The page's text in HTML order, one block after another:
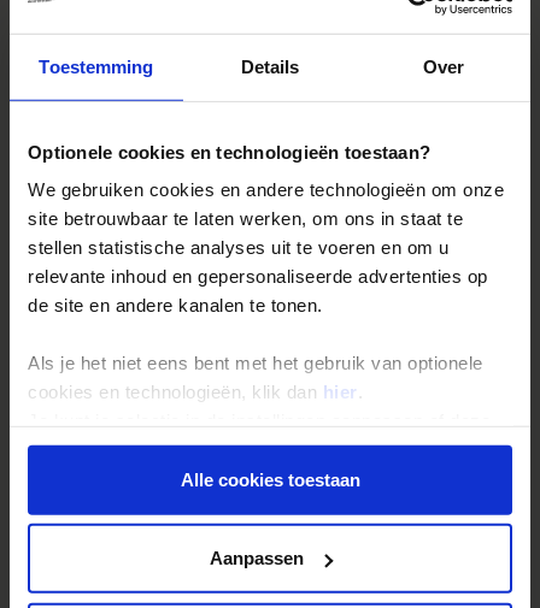
Toestemming Details Over
Optionele cookies en technologieën toestaan?
We gebruiken cookies en andere technologieën om onze
site betrouwbaar te laten werken, om ons in staat te
stellen statistische analyses uit te voeren en om u
relevante inhoud en gepersonaliseerde advertenties op
de site en andere kanalen te tonen.
Als je het niet eens bent met het gebruik van optionele
cookies en technologieën, klik dan hier .
onder aan de pagina op elk gewenst moment voor de
toekomst wijzigen.Alle cookies toestaan
Aanpassen
Reizen met Shoestring
De belangrijkste info op een rij
Bestemmingen
Duurzaam reizen
Reis- en annuleringsvoorwaarden
Veelgestelde vragen
Inloggen op mijn.Shoestring
Groepsreizen
Festivalreizen